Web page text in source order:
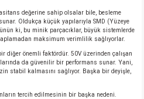
değerine sahip olsalar bile, besleme
Oldukça küçük yapılarıyla SMD (Yüzeye
ki, bu minik parçacıklar, büyük sistemlerde
maksimum verimlilik sağlıyorlar.
diğer önemli faktördür. 50V üzerinden çalışan
da güvenilir bir performans sunar. Yani,
stabil kalmasını sağlıyor. Başka bir deyişle,
tercih edilmesinin bir başka nedeni.